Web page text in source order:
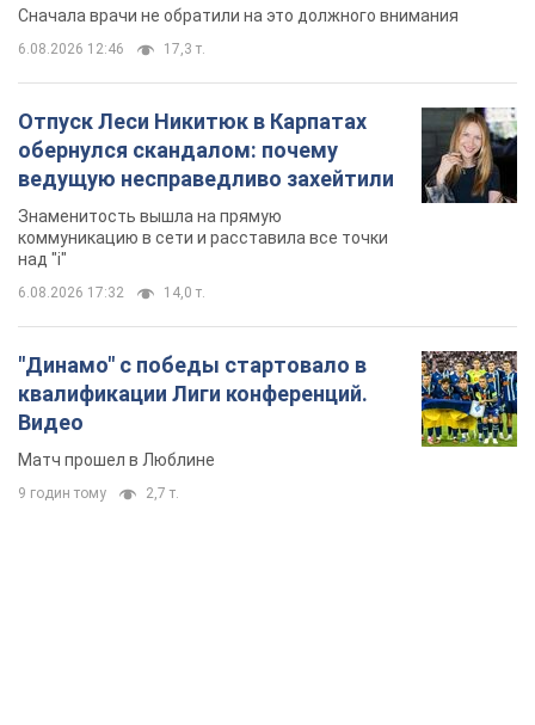
Сначала врачи не обратили на это должного внимания
6.08.2026 12:46 17,3 т.
Отпуск Леси Никитюк в Карпатах
обернулся скандалом: почему
ведущую несправедливо захейтили
Знаменитость вышла на прямую
коммуникацию в сети и расставила все точки
над "i"
6.08.2026 17:32 14,0 т.
"Динамо" с победы стартовало в
квалификации Лиги конференций.
Видео
Матч прошел в Люблине
9 годин тому 2,7 т.